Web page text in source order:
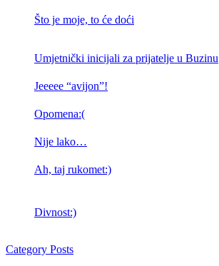
Što je moje, to će doći
Umjetnički inicijali za prijatelje u Buzinu
Jeeeee “avijon”!
Opomena:(
Nije lako…
Ah, taj rukomet:)
Divnost:)
Category Posts